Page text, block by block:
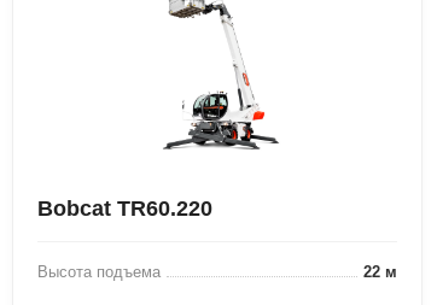
Bobcat TR60.220
Высота подъема 22 м